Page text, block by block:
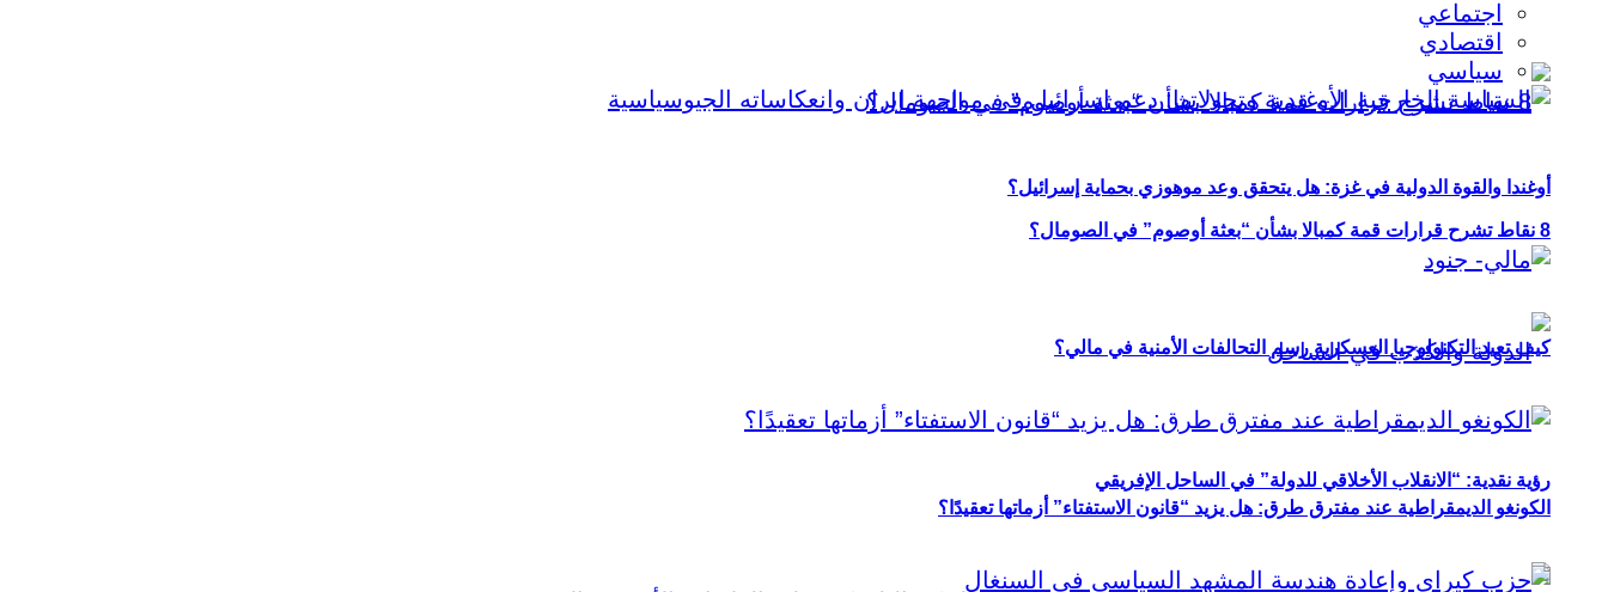
8 نقاط تشرح قرارات قمة كمبالا بشأن “بعثة أوصوم” في الصومال؟
رؤية نقدية: “الانقلاب الأخلاقي للدولة” في الساحل الإفريقي
اجتماعي
اقتصادي
سياسي
أوغندا والقوة الدولية في غزة: هل يتحقق وعد موهوزي بحماية إسرائيل؟
كيف تعيد التكنولوجيا العسكرية رسم التحالفات الأمنية في مالي؟
الكونغو الديمقراطية عند مفترق طرق: هل يزيد “قانون الاستفتاء” أزماتها تعقيدًا؟